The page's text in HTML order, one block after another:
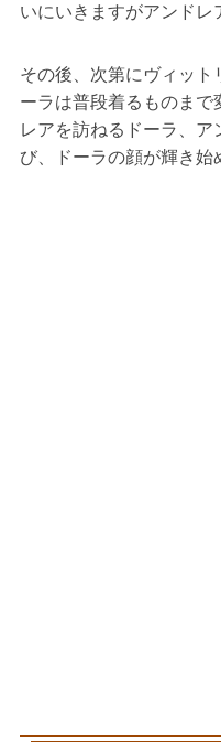
いにいきますがアンドレ
その後、次第にヴィット
ーラは普段着るものまで
レアを訪ねるドーラ、
び、ドーラの顔が輝き始